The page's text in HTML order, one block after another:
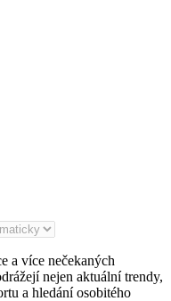
a více nečekaných
nejen aktuální trendy,
a hledání osobitého